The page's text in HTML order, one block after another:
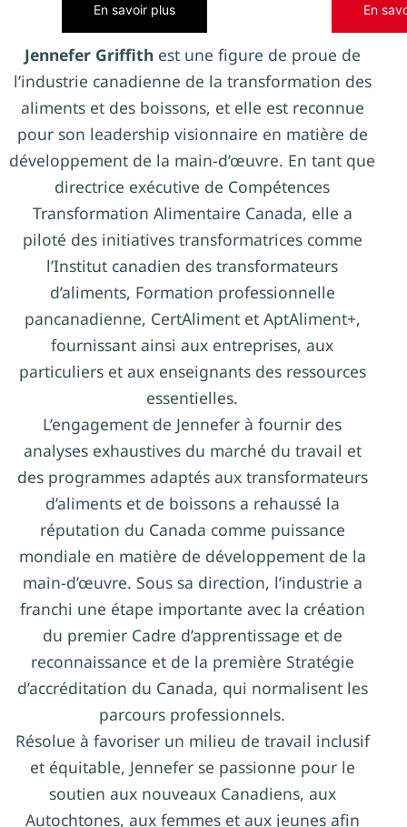
En savoir plus En
Jennefer Griffithest une figure de proue de
l’industrie canadienne de la transformation des
aliments et des boissons, et elle est reconnue
pour son leadership visionnaire en matière de
développement de la main-d’œuvre. En tant que
directrice exécutive de Compétences
Transformation Alimentaire Canada, elle a
piloté des initiatives transformatrices comme
l’Institut canadien des transformateurs
d’aliments, Formation professionnelle
pancanadienne, CertAliment et AptAliment+,
fournissant ainsi aux entreprises, aux
particuliers et aux enseignants des ressources
essentielles.
L’engagement de Jennefer à fournir des
analyses exhaustives du marché du travail et
des programmes adaptés aux transformateurs
d’aliments et de boissons a rehaussé la
réputation du Canada comme puissance
mondiale en matière de développement de la
main-d’œuvre. Sous sa direction, l’industrie a
franchi une étape importante avec la création
du premier Cadre d’apprentissage et de
reconnaissance et de la première Stratégie
d’accréditation du Canada, qui normalisent les
parcours professionnels.
Résolue à favoriser un milieu de travail inclusif
et équitable, Jennefer se passionne pour le
soutien aux nouveaux Canadiens, aux
Autochtones, aux femmes et aux jeunes afin